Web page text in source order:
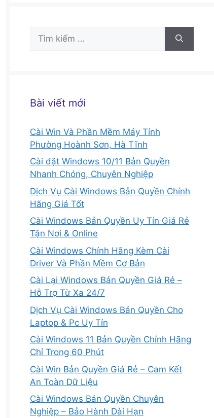
Tìm
kiếm
Bài viết mới
Cài Win Và Phần Mềm Máy Tính
Phường Hoành Sơn, Hà Tĩnh
Cài đặt Windows 10/11 Bản Quyền
Nhanh Chóng, Chuyên Nghiệp
Dịch Vụ Cài Windows Bản Quyền Chính
Hãng Giá Tốt
Cài Windows Bản Quyền Uy Tín Giá Rẻ
Tận Nơi & Online
Cài Windows Chính Hãng Kèm Cài
Driver Và Phần Mềm Cơ Bản
Cài Lại Windows Bản Quyền Giá Rẻ –
Hỗ Trợ Từ Xa 24/7
Dịch Vụ Cài Windows Bản Quyền Cho
Laptop & Pc Uy Tín
Cài Windows 11 Bản Quyền Chính Hãng
Chỉ Trong 60 Phút
Cài Win Bản Quyền Giá Rẻ – Cam Kết
An Toàn Dữ Liệu
Cài Windows Bản Quyền Chuyên
Nghiệp – Bảo Hành Dài Hạn